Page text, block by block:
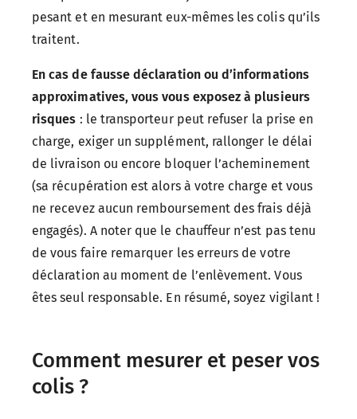
pesant et en mesurant eux-mêmes les colis qu’ils
traitent.
En cas de fausse déclaration ou d’informations
approximatives, vous vous exposez à plusieurs
risques : le transporteur peut refuser la prise en
charge, exiger un supplément, rallonger le délai
de livraison ou encore bloquer l’acheminement
(sa récupération est alors à votre charge et vous
ne recevez aucun remboursement des frais déjà
engagés). A noter que le chauffeur n’est pas tenu
de vous faire remarquer les erreurs de votre
déclaration au moment de l’enlèvement. Vous
êtes seul responsable. En résumé, soyez vigilant !
Comment mesurer et peser vos
colis ?